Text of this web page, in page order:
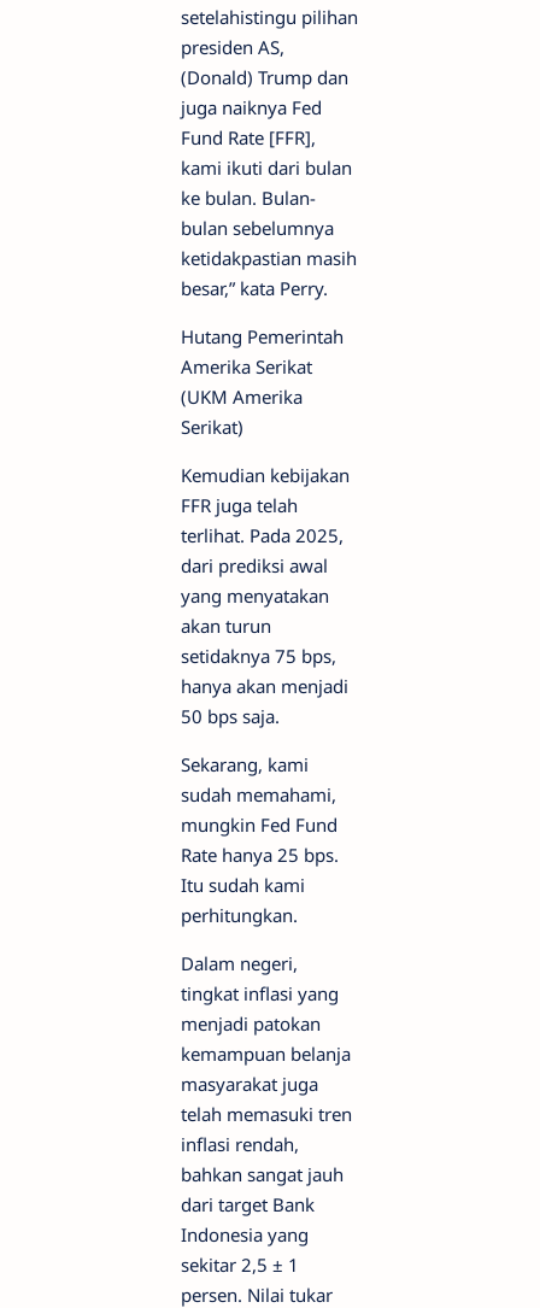
setelahistingu pilihan
presiden AS,
(Donald) Trump dan
juga naiknya Fed
Fund Rate [FFR],
kami ikuti dari bulan
ke bulan. Bulan-
bulan sebelumnya
ketidakpastian masih
besar,” kata Perry.
Hutang Pemerintah
Amerika Serikat
(UKM Amerika
Serikat)
Kemudian kebijakan
FFR juga telah
terlihat. Pada 2025,
dari prediksi awal
yang menyatakan
akan turun
setidaknya 75 bps,
hanya akan menjadi
50 bps saja.
Sekarang, kami
sudah memahami,
mungkin Fed Fund
Rate hanya 25 bps.
Itu sudah kami
perhitungkan.
Dalam negeri,
tingkat inflasi yang
menjadi patokan
kemampuan belanja
masyarakat juga
telah memasuki tren
inflasi rendah,
bahkan sangat jauh
dari target Bank
Indonesia yang
sekitar 2,5 ± 1
persen. Nilai tukar